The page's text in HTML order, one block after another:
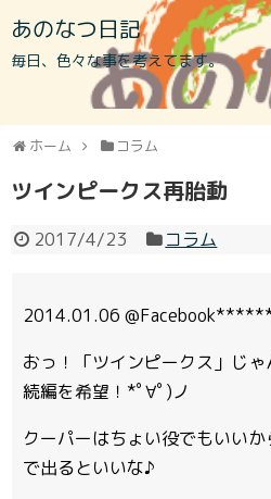
あのなつ日記
毎日、色々な事を考えてます。
ホーム コラム
ツインピークス再胎動
2017/4/23 コラム
2014.01.06
おっ！「ツインピークス」じゃ
続編を希望！*ﾟ∀ﾟ)ノ
クーパーはちょい役でもいい
で出るといいな♪